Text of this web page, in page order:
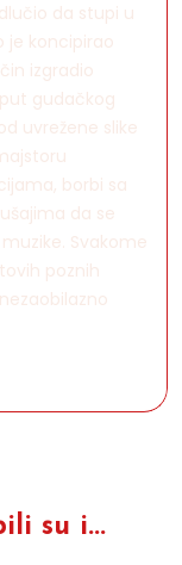
da stupi u
je koncipirao
izgradio
gudačkog
uvrežene slike
borbi sa
da se
Svakome
poznih
su i...